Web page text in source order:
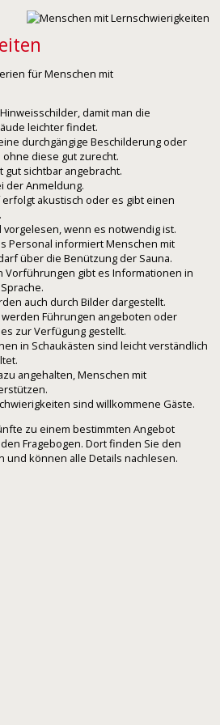
für Menschen mit
damit man die
leichter findet.
durchgängige Beschilderung oder
diese gut zurecht.
gut sichtbar angebracht.
der Anmeldung.
akustisch oder es gibt einen
wenn es notwendig ist.
Personal informiert Menschen mit
über die Benützung der Sauna.
Vorführungen gibt es Informationen in
auch durch Bilder dargestellt.
Führungen angeboten oder
zur Verfügung gestellt.
in Schaukästen sind leicht verständlich
angehalten, Menschen mit
sind willkommene Gäste.
zu einem bestimmten Angebot
Fragebogen. Dort finden Sie den
und können alle Details nachlesen.